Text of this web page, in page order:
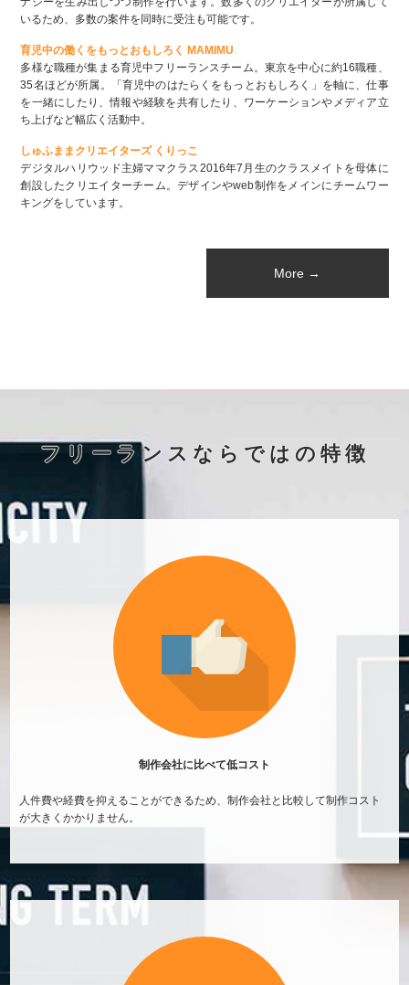
いるため、多数の案件を同時に受注も可能です。
育児中の働くをもっとおもしろく MAMIMU
多様な職種が集まる育児中フリーランスチーム。東京を中心に約16職種、
35名ほどが所属。「育児中のはたらくをもっとおもしろく」を軸に、仕事
を一緒にしたり、情報や経験を共有したり、ワーケーションやメディア立
ち上げなど幅広く活動中。
しゅふままクリエイターズ くりっこ
デジタルハリウッド主婦ママクラス2016年7月生のクラスメイトを母体に
創設したクリエイターチーム。デザインやweb制作をメインにチームワー
キングをしています。
More →
フリーランスならではの特徴
制作会社に比べて低コスト
人件費や経費を抑えることができるため、制作会社と比較して制作コスト
が大きくかかりません。